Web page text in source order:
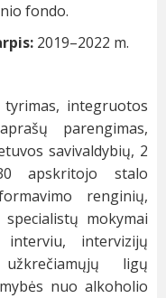
fondo.
2019–2022 m.
integruotos
parengimas,
savivaldybių, 2
apskritojo stalo
renginių,
mokymai
intervizijų
ligų
nuo alkoholio